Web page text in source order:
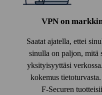
VPN on
Saatat ajatella, ettei
sinulla on paljon, mitä
yksityisyyttäsi
kokemus
F‑Securen